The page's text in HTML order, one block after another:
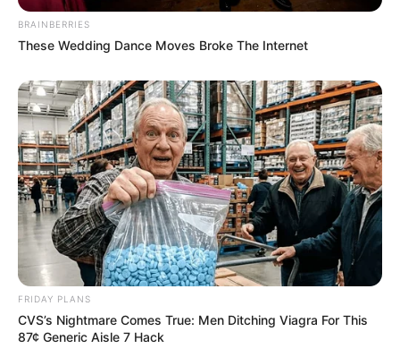
BRAINBERRIES
These Wedding Dance Moves Broke The Internet
FRIDAY PLANS
CVS’s Nightmare Comes True: Men Ditching Viagra For This
87¢ Generic Aisle 7 Hack